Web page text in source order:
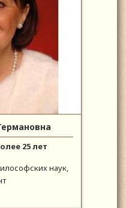
25 лет
наук,